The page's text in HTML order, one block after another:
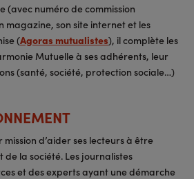
(avec numéro de commission
magazine, son site internet et les
(Agoras mutualistes), il complète les
Mutuelle à ses adhérents, leur
(santé, société, protection sociale…)
d’aider ses lecteurs à être
la société. Les journalistes
et des experts ayant une démarche